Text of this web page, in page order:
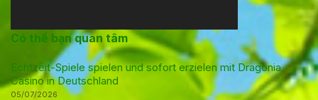
Có thể bạn quan tâm
Echtzeit-Spiele spielen und sofort erzielen mit Dragonia
Casino in Deutschland
05/07/2026